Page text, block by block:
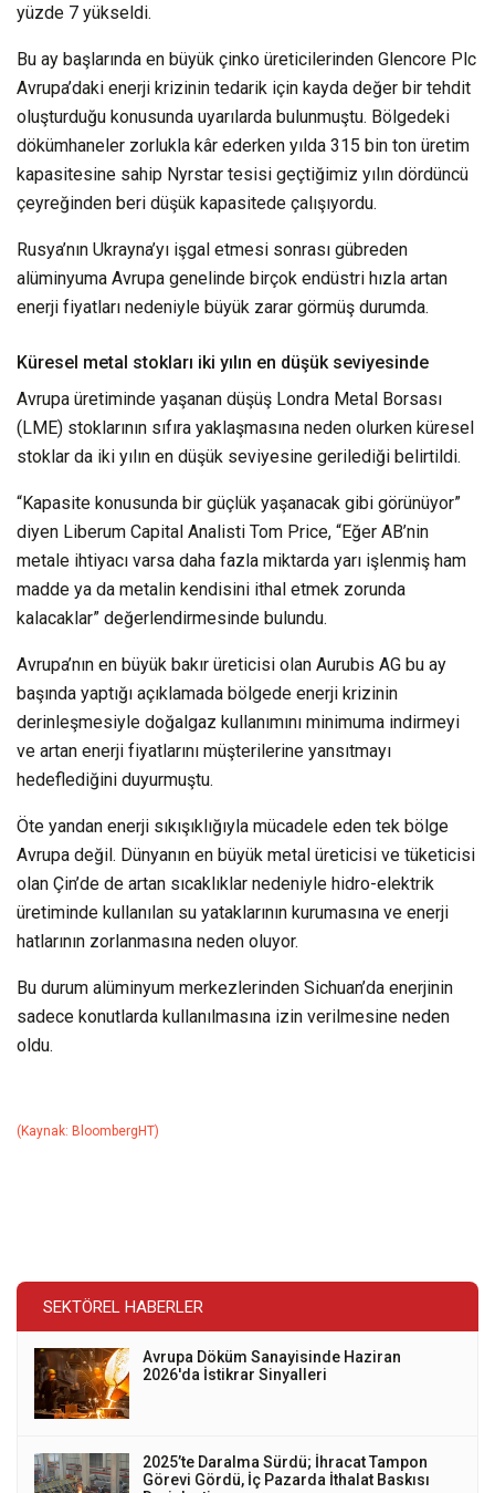
yüzde 7 yükseldi.
Bu ay başlarında en büyük çinko üreticilerinden Glencore Plc
Avrupa’daki enerji krizinin tedarik için kayda değer bir tehdit
oluşturduğu konusunda uyarılarda bulunmuştu. Bölgedeki
dökümhaneler zorlukla kâr ederken yılda 315 bin ton üretim
kapasitesine sahip Nyrstar tesisi geçtiğimiz yılın dördüncü
çeyreğinden beri düşük kapasitede çalışıyordu.
Rusya’nın Ukrayna’yı işgal etmesi sonrası gübreden
alüminyuma Avrupa genelinde birçok endüstri hızla artan
enerji fiyatları nedeniyle büyük zarar görmüş durumda.
Küresel metal stokları iki yılın en düşük seviyesinde
Avrupa üretiminde yaşanan düşüş Londra Metal Borsası
(LME) stoklarının sıfıra yaklaşmasına neden olurken küresel
stoklar da iki yılın en düşük seviyesine gerilediği belirtildi.
“Kapasite konusunda bir güçlük yaşanacak gibi görünüyor”
diyen Liberum Capital Analisti Tom Price, “Eğer AB’nin
metale ihtiyacı varsa daha fazla miktarda yarı işlenmiş ham
madde ya da metalin kendisini ithal etmek zorunda
kalacaklar” değerlendirmesinde bulundu.
Avrupa’nın en büyük bakır üreticisi olan Aurubis AG bu ay
başında yaptığı açıklamada bölgede enerji krizinin
derinleşmesiyle doğalgaz kullanımını minimuma indirmeyi
ve artan enerji fiyatlarını müşterilerine yansıtmayı
hedeflediğini duyurmuştu.
Öte yandan enerji sıkışıklığıyla mücadele eden tek bölge
Avrupa değil. Dünyanın en büyük metal üreticisi ve tüketicisi
olan Çin’de de artan sıcaklıklar nedeniyle hidro-elektrik
üretiminde kullanılan su yataklarının kurumasına ve enerji
hatlarının zorlanmasına neden oluyor.
Bu durum alüminyum merkezlerinden Sichuan’da enerjinin
sadece konutlarda kullanılmasına izin verilmesine neden
oldu.
(Kaynak: BloombergHT)
SEKTÖREL HABERLER
Avrupa Döküm Sanayisinde Haziran
2026'da İstikrar Sinyalleri
2025’te Daralma Sürdü; İhracat Tampon
Görevi Gördü, İç Pazarda İthalat Baskısı